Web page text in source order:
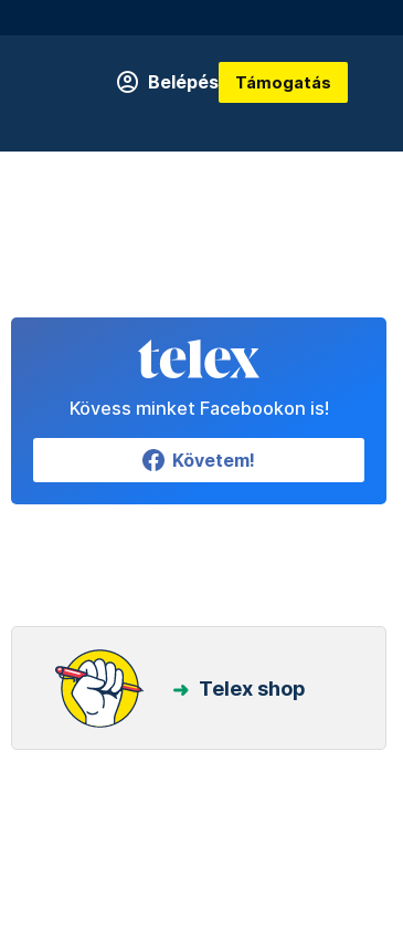
Belépés Támogatás
Kövess minket Facebookon is!
Követem!
Telex shop